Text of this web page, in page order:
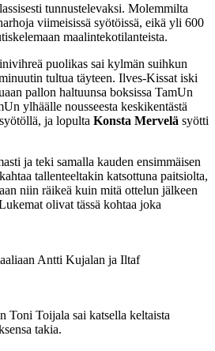
tunnustelevaksi. Molemmilta
viimeisissä syötöissä, eikä yli 600
maalinteko­tilanteista.
puolikas sai kylmän suihkun
tultua täyteen. Ilves-Kissat iski
pallon haltuunsa boksissa TamUn
ylhäälle nousseesta keskikentästä
ja lopulta Konsta Mervelä syötti
ja teki samalla kauden ensimmäisen
tallenteeltakin katsottuna paitsiolta,
niin räikeä kuin mitä ottelun jälkeen
olivat tässä kohtaa joka
Antti Kujalan ja Iltaf
Toni Toijala sai katsella keltaista
takia.